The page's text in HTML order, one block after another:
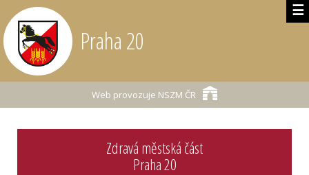
☰
Praha 20
Web provozuje NSZM ČR
Zdravá městská část
Praha 20